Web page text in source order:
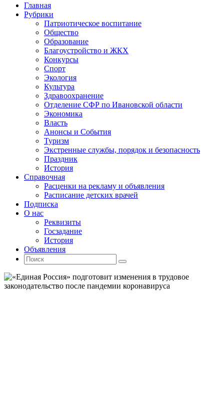
Промотать
содержимому
Главная
Рубрики
Патриотическое воспитание
Общество
Образование
Благоустройство и ЖКХ
Конкурсы
Спорт
Экология
Культура
Здравоохранение
Отделение СФР по Ивановской области
Экономика
Власть
Анонсы и События
Туризм
Экстренные службы, порядок и безопасность
Праздник
История
Справочная
Расценки на рекламу и объявления
Расписание детских врачей
Подписка
О нас
Реквизиты
Госзадание
История
Объявления
Поиск
Искать:
Поиск